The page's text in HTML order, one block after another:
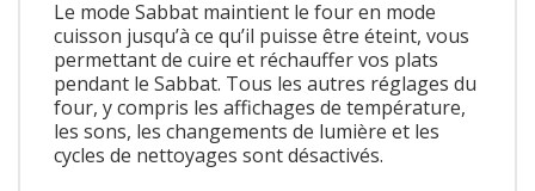
Le mode Sabbat maintient le four en mode
cuisson jusqu’à ce qu’il puisse être éteint, vous
permettant de cuire et réchauffer vos plats
pendant le Sabbat. Tous les autres réglages du
four, y compris les affichages de température,
les sons, les changements de lumière et les
cycles de nettoyages sont désactivés.